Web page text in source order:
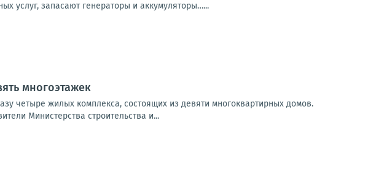
услуг, запасают генераторы и аккумуляторы…...
многоэтажек
четыре жилых комплекса, состоящих из девяти многоквартирных домов.
Министерства строительства и...